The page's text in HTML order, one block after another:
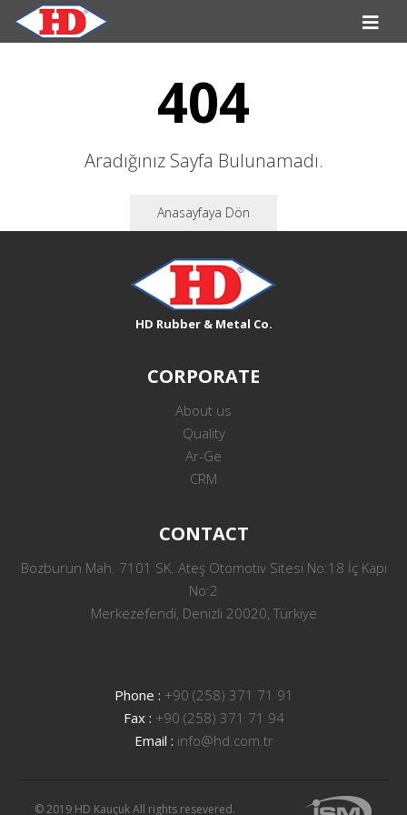
404
Aradığınız Sayfa Bulunamadı.
Anasayfaya Dön
HD Rubber & Metal Co.
CORPORATE
About us
Quality
Ar-Ge
CRM
CONTACT
Bozburun Mah. 7101 SK. Ateş Otomotiv Sitesi No:18 İç Kapı
No:2
Merkezefendi, Denizli 20020, Türkiye
Phone : +90 (258) 371 71 91
Fax : +90 (258) 371 71 94
Email : info@hd.com.tr
© 2019 HD Kauçuk All rights resevered.